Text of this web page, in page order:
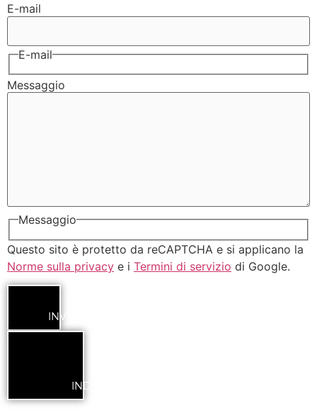
E-mail
E-mail
Messaggio
Messaggio
Questo sito è protetto da reCAPTCHA e si applicano la
Norme sulla privacy e i Termini di servizio di Google.
INVIA
INDIETRO